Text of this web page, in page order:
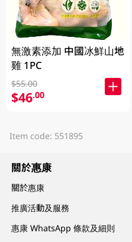
無激素添加 中國冰鮮山地
雞 1PC
$55.00
$46.00
Item code: 551895
關於惠康
關於惠康
推廣活動及服務
惠康 WhatsApp 條款及細則